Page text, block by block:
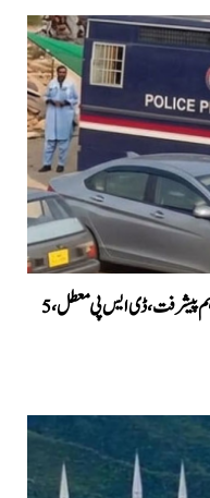
اڈیالہ جیل کے قیدیوں کے فرار کے معاملے میں اہم پیشرفت، ڈی ایس پی معطل، 5